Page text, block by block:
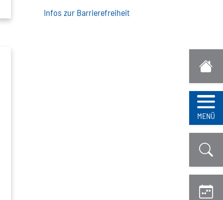
MENÜ
Infos zur Barrierefreiheit